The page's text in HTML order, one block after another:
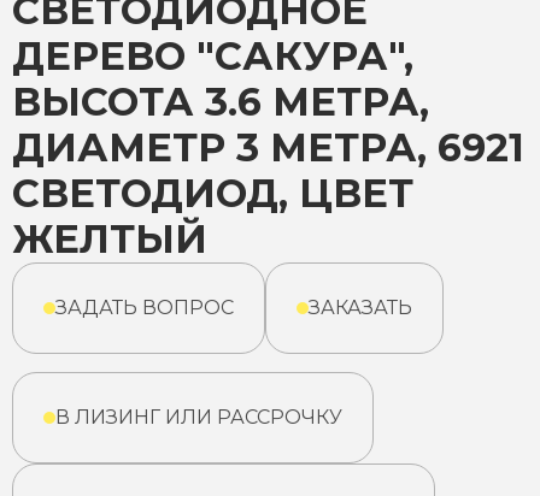
СВЕТОДИОДНОЕ
ДЕРЕВО "САКУРА",
ВЫСОТА 3.6 МЕТРА,
ДИАМЕТР 3 МЕТРА, 6921
СВЕТОДИОД, ЦВЕТ
ЖЕЛТЫЙ
ЗАДАТЬ ВОПРОС ЗАКАЗАТЬ
В ЛИЗИНГ ИЛИ РАССРОЧКУ